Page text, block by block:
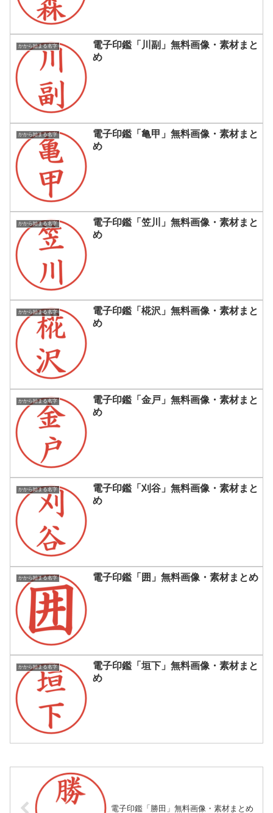
かから始まる名字
電子印鑑「川副」無料画像・素材まと
め
かから始まる名字
電子印鑑「亀甲」無料画像・素材まと
め
かから始まる名字
電子印鑑「笠川」無料画像・素材まと
め
かから始まる名字
電子印鑑「椛沢」無料画像・素材まと
め
かから始まる名字
電子印鑑「金戸」無料画像・素材まと
め
かから始まる名字
電子印鑑「刈谷」無料画像・素材まと
め
かから始まる名字 電子印鑑「囲」無料画像・素材まとめ
かから始まる名字
電子印鑑「垣下」無料画像・素材まと
め
電子印鑑「勝田」無料画像・素材まとめ